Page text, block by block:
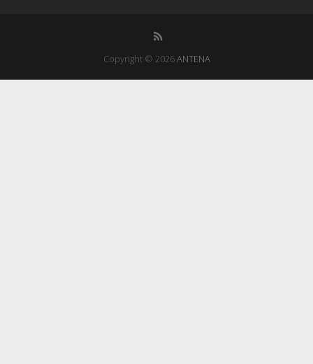
Copyright © 2026ANTENA